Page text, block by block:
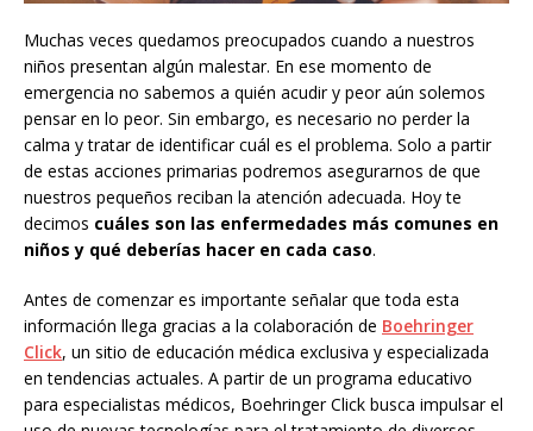
Muchas veces quedamos preocupados cuando a nuestros
niños presentan algún malestar. En ese momento de
emergencia no sabemos a quién acudir y peor aún solemos
pensar en lo peor. Sin embargo, es necesario no perder la
calma y tratar de identificar cuál es el problema. Solo a partir
de estas acciones primarias podremos asegurarnos de que
nuestros pequeños reciban la atención adecuada. Hoy te
decimos cuáles son las enfermedades más comunes en
niños y qué deberías hacer en cada caso.
Antes de comenzar es importante señalar que toda esta
información llega gracias a la colaboración de Boehringer
Click, un sitio de educación médica exclusiva y especializada
en tendencias actuales. A partir de un programa educativo
para especialistas médicos, Boehringer Click busca impulsar el